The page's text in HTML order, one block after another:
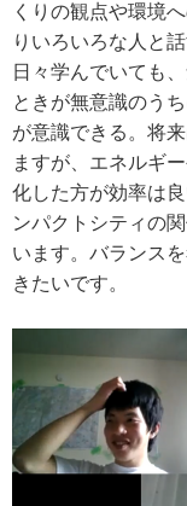
くりの観点や環境
りいろいろな人と
日々学んでいても
ときが無意識のう
が意識できる。将
ますが、エネルギ
化した方が効率は
ンパクトシティの
います。バランス
きたいです。